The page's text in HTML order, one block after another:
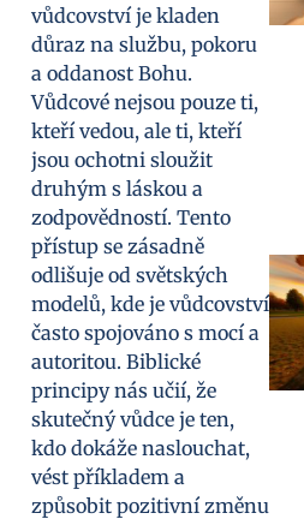
vůdcovství je kladen
důraz na službu, pokoru
a oddanost Bohu.
Vůdcové nejsou pouze ti,
kteří vedou, ale ti, kteří
jsou ochotni sloužit
druhým s láskou a
zodpovědností. Tento
přístup se zásadně
odlišuje od světských
modelů, kde je vůdcovství
často spojováno s mocí a
autoritou. Biblické
principy nás učií, že
skutečný vůdce je ten,
kdo dokáže naslouchat,
vést příkladem a
způsobit pozitivní změnu